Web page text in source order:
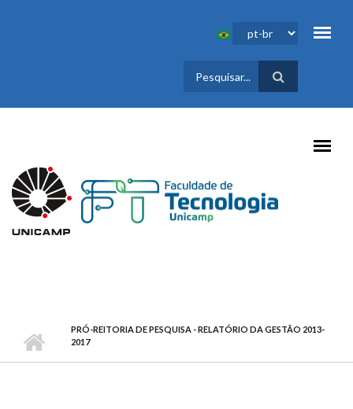
FORMULÁRIO
DE BUSCA
PRÓ-REITORIA DE PESQUISA - RELATÓRIO DA GESTÃO 2013-
2017